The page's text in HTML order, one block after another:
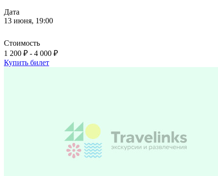
Дата
13 июня, 19:00
Стоимость
1 200 ₽ - 4 000 ₽
Купить билет